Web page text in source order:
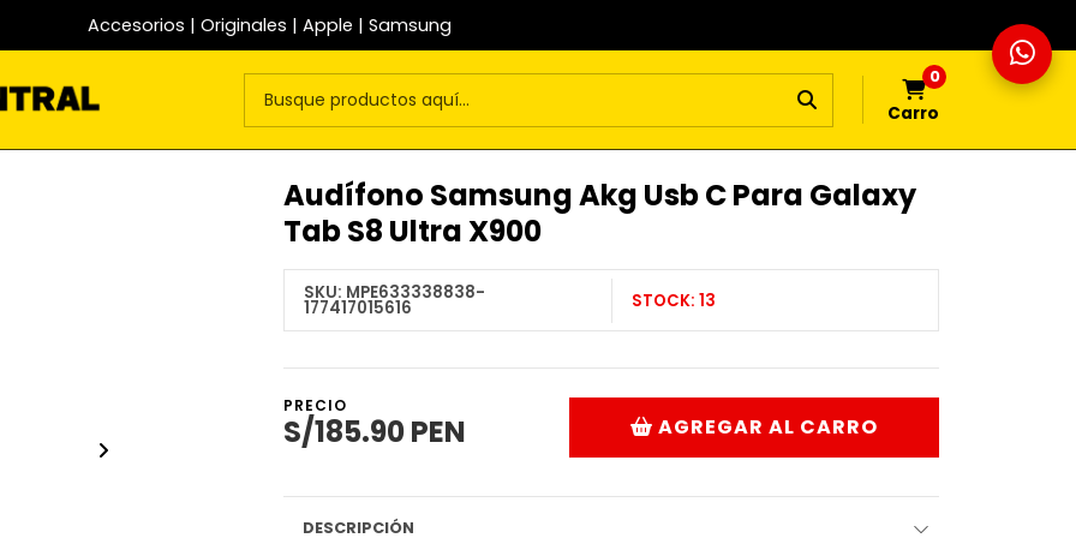
Accesorios | Originales | Apple | Samsung
0
Carro
Audífono Samsung Akg Usb C Para Galaxy
Tab S8 Ultra X900
SKU: MPE633338838-
177417015616 STOCK: 13
PRECIO
S/185.90 PEN AGREGAR AL CARRO
DESCRIPCIÓN